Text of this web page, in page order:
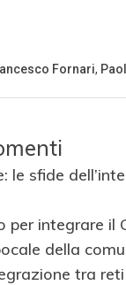
le sfide
per integrare il
della
tra